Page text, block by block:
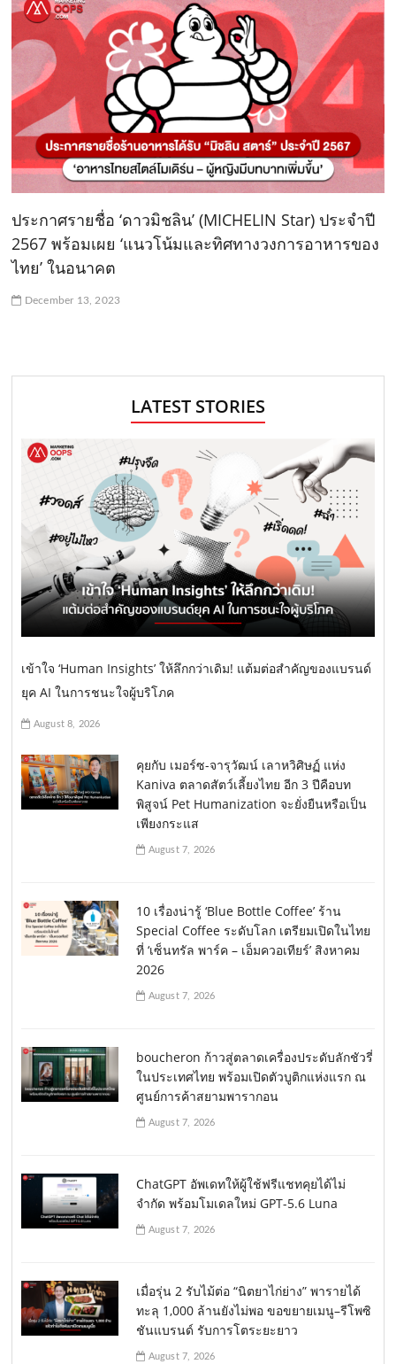
ประกาศรายชื่อ ‘ดาวมิชลิน’ (MICHELIN Star) ประจำปี
2567 พร้อมเผย ‘แนวโน้มและทิศทางวงการอาหารของ
ไทย’ ในอนาคต
December 13, 2023
LATEST STORIES
เข้าใจ ‘Human Insights’ ให้ลึกกว่าเดิม! แต้มต่อสำคัญของแบรนด์
ยุค AI ในการชนะใจผู้บริโภค
August 8, 2026
คุยกับ เมอร์ซ-จารุวัฒน์ เลาหวิศิษฏ์ แห่ง
Kaniva ตลาดสัตว์เลี้ยงไทย อีก 3 ปีคือบท
พิสูจน์ Pet Humanization จะยั่งยืนหรือเป็น
เพียงกระแส
August 7, 2026
10 เรื่องน่ารู้ ‘Blue Bottle Coffee’ ร้าน
Special Coffee ระดับโลก เตรียมเปิดในไทย
ที่ ‘เซ็นทรัล พาร์ค – เอ็มควอเทียร์’ สิงหาคม
2026
August 7, 2026
boucheron ก้าวสู่ตลาดเครื่องประดับลักชัวรี่
ในประเทศไทย พร้อมเปิดตัวบูติกแห่งแรก ณ
ศูนย์การค้าสยามพารากอน
August 7, 2026
ChatGPT อัพเดทให้ผู้ใช้ฟรีแชทคุยได้ไม่
จำกัด พร้อมโมเดลใหม่ GPT-5.6 Luna
August 7, 2026
เมื่อรุ่น 2 รับไม้ต่อ “นิตยาไก่ย่าง” พารายได้
ทะลุ 1,000 ล้านยังไม่พอ ขอขยายเมนู–รีโพซิ
ชันแบรนด์ รับการโตระยะยาว
August 7, 2026